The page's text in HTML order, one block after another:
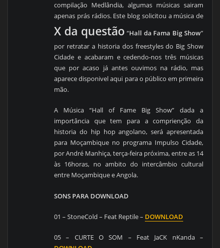
compilação Medlândia, algumas músicas sairam
apenas prás rádios. Este blog solicitou a música de
X da questão “Hall da Fama Big Show”
por retratar a historia dos freestyles do Big Show
Cidade e acabaram e cedendo-nos três músicas
que por acaso já antes ouvimos na rádio, mas
aparece disponivel aqui para o público em primeira
mão.
A Música “Hall of Fame Big Show” dada a
importância que tem para a comprienção da
historia do hip hop angolano, será apresentada
para Moçambique no programa Impulso Cidade,
por André Manhiça, terça-feira próxima, entre as 14
às 16horas, no ambito do intercâmbio cultural
entre Moçambique e Angola.
SONS PARA DOWNLOAD
01 – StoneCold – Feat Reptile – DOWNLOAD
05 – CURTE O SOM – Feat JaCK nKanda –